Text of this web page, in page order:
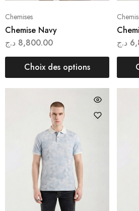
Chemises
Chemise Navy
8,800.00 د.ج
Choix des options
د.ج